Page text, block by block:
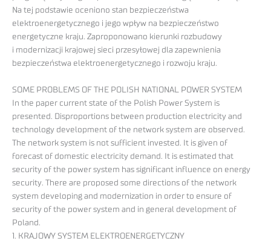
Na tej podstawie oceniono stan bezpieczeństwa
elektroenergetycznego i jego wpływ na bezpieczeństwo
energetyczne kraju. Zaproponowano kierunki rozbudowy
i modernizacji krajowej sieci przesyłowej dla zapewnienia
bezpieczeństwa elektroenergetycznego i rozwoju kraju.
SOME PROBLEMS OF THE POLISH NATIONAL POWER SYSTEM
In the paper current state of the Polish Power System is
presented. Disproportions between production electricity and
technology development of the network system are observed.
The network system is not sufficient invested. It is given of
forecast of domestic electricity demand. It is estimated that
security of the power system has significant influence on energy
security. There are proposed some directions of the network
system developing and modernization in order to ensure of
security of the power system and in general development of
Poland.
1. KRAJOWY SYSTEM ELEKTROENERGETYCZNY